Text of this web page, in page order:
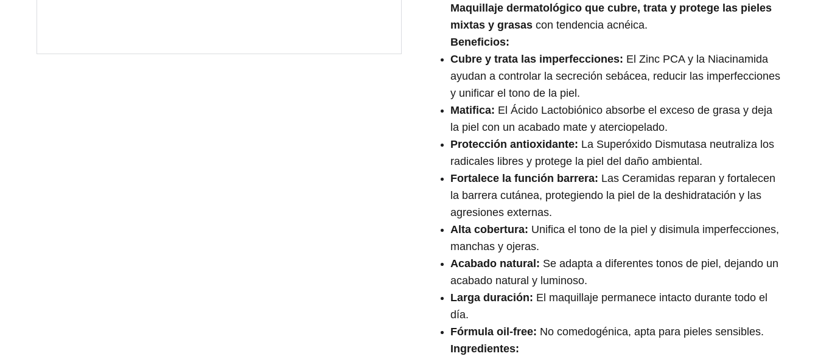
Maquillaje dermatológico que cubre, trata y protege las pieles
mixtas y grasas con tendencia acnéica.
Beneficios:
Cubre y trata las imperfecciones: El Zinc PCA y la Niacinamida
ayudan a controlar la secreción sebácea, reducir las imperfecciones
y unificar el tono de la piel.
Matifica: El Ácido Lactobiónico absorbe el exceso de grasa y deja
la piel con un acabado mate y aterciopelado.
Protección antioxidante: La Superóxido Dismutasa neutraliza los
radicales libres y protege la piel del daño ambiental.
Fortalece la función barrera: Las Ceramidas reparan y fortalecen
la barrera cutánea, protegiendo la piel de la deshidratación y las
agresiones externas.
Alta cobertura: Unifica el tono de la piel y disimula imperfecciones,
manchas y ojeras.
Acabado natural: Se adapta a diferentes tonos de piel, dejando un
acabado natural y luminoso.
Larga duración: El maquillaje permanece intacto durante todo el
día.
Fórmula oil-free: No comedogénica, apta para pieles sensibles.
Ingredientes: